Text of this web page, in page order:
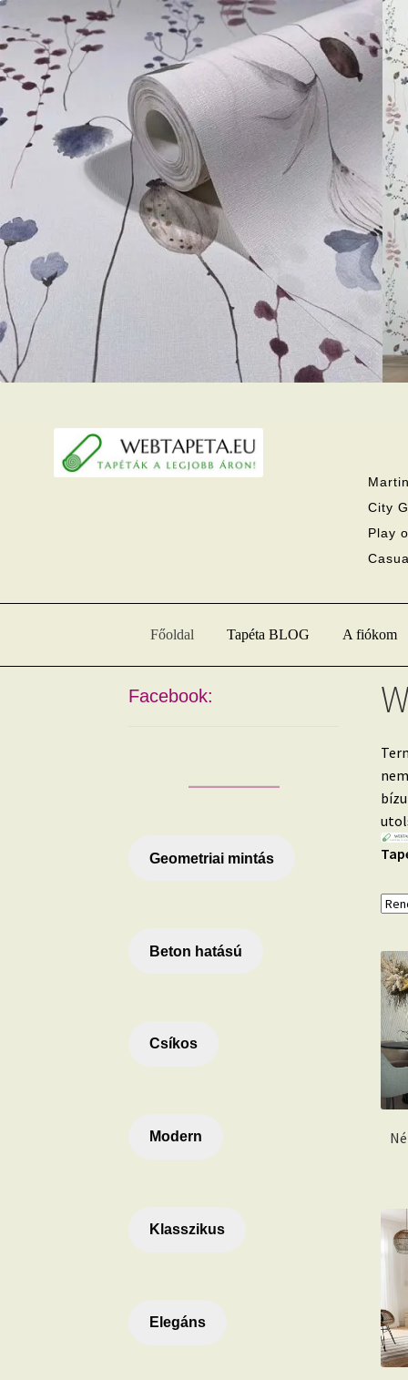
Ugrás
a
navigációhoz
Kilépés
a
tartalomba
City
Play
Főoldal Tapéta BLOG A fiókom
Facebook:
Geometriai mintás
Beton hatású
Csíkos
Modern
Klasszikus
Elegáns